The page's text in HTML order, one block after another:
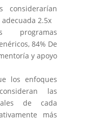
considerarían
2.5x
programas
84% De
y apoyo
los enfoques
las
de cada
más